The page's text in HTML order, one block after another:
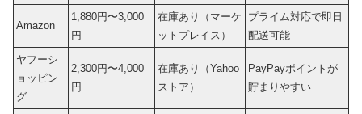
Amazon
1,880円〜3,000
円
在庫あり（マーケ
ットプレイス）
プライム対応で即日
配送可能
ヤフーシ
ョッピン
グ
2,300円〜4,000
円
在庫あり（Yahoo
ストア）
PayPayポイントが
貯まりやすい